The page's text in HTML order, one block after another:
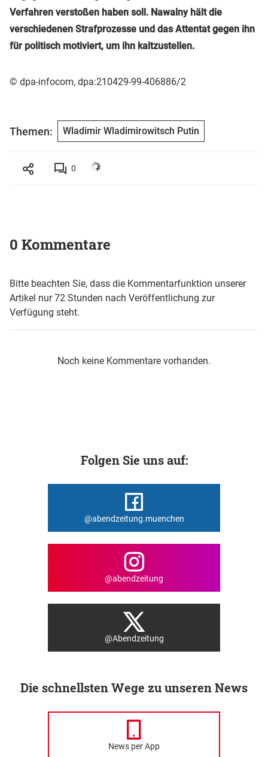
Verfahren verstoßen haben soll. Nawalny hält die
verschiedenen Strafprozesse und das Attentat gegen ihn
für politisch motiviert, um ihn kaltzustellen.
© dpa-infocom, dpa:210429-99-406886/2
Themen: Wladimir Wladimirowitsch Putin
0
0 Kommentare
Bitte beachten Sie, dass die Kommentarfunktion unserer
Artikel nur 72 Stunden nach Veröffentlichung zur
Verfügung steht.
Noch keine Kommentare vorhanden.
Folgen Sie uns auf:
@abendzeitung.muenchen
@abendzeitung
@Abendzeitung
Die schnellsten Wege zu unseren News
News per App